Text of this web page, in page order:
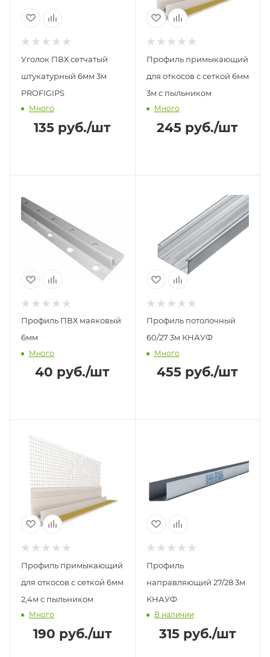
Уголок ПВХ сетчатый
штукатурный 6мм 3м
PROFIGIPS
Много
135 руб./шт
Профиль примыкающий
для откосов с сеткой 6мм
3м с пыльником
Много
245 руб./шт
Профиль ПВХ маяковый
6мм
Много
40 руб./шт
Профиль потолочный
60/27 3м КНАУФ
Много
455 руб./шт
Профиль примыкающий
для откосов с сеткой 6мм
2,4м с пыльником
Много
190 руб./шт
Профиль
направляющий 27/28 3м
КНАУФ
В наличии
315руб./шт